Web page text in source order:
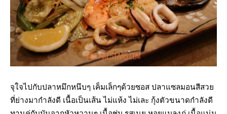
จุใจไปกับปลาหมึกหนึบๆ เค็มเล็กๆด้วยซอส ปลาแซลมอนสีสวย
ที่ย่างมากำลังดี เนื้อเป็นเส้น ไม่แห้ง ไม่เละ กุ้งตัวขนาดกำลังดี